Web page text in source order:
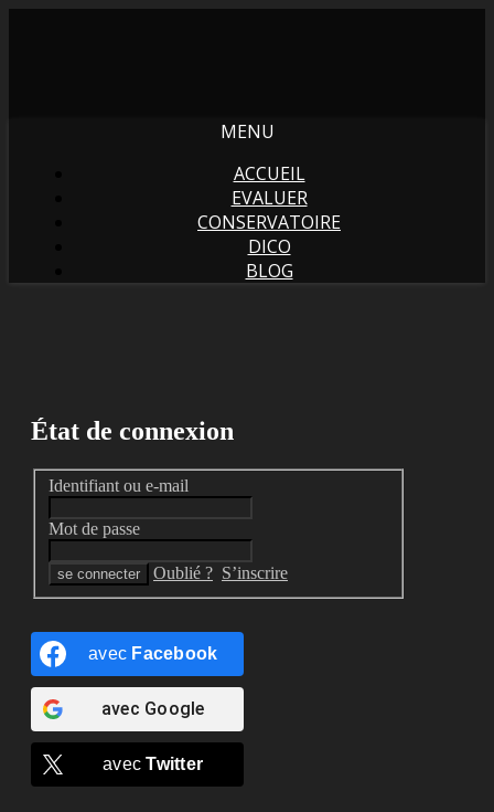
MENU
ACCUEIL
EVALUER
CONSERVATOIRE
DICO
BLOG
État de connexion
Identifiant ou e-mail
Mot de passe
Oublié ? S’inscrire
avec Facebook
avec Google
avecTwitter